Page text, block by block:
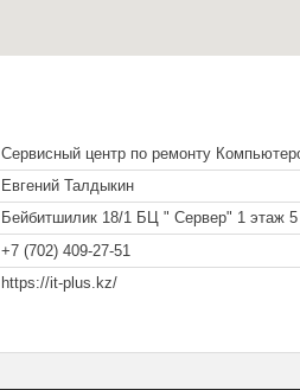
Сервисный центр по ремонту
Евгений Талдыкин
Бейбитшилик 18/1 БЦ " Сервер" 1 этаж 5
+7 (702) 409-27-51
https://it-plus.kz/